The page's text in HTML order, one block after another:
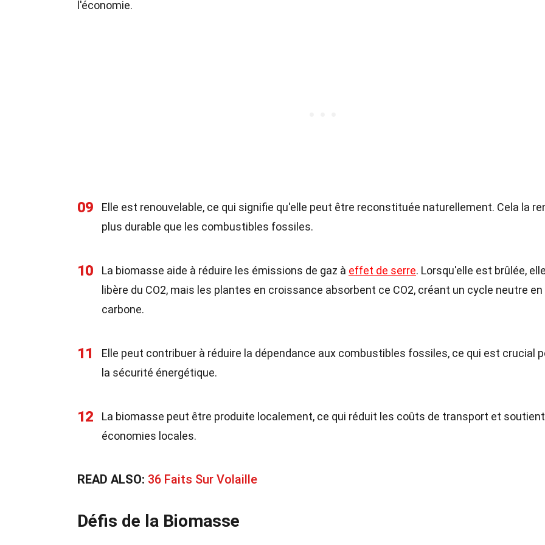
l'économie.
09
Elle est renouvelable, ce qui signifie qu'elle peut être reconstituée naturellement. Cela la
plus durable que les combustibles fossiles.
10 La biomasse aide à réduire les émissions de gaz à effet de serre. Lorsqu'elle est brûlée,
libère du CO2, mais les plantes en croissance absorbent ce CO2, créant un cycle neutre en
carbone.
11
Elle peut contribuer à réduire la dépendance aux combustibles fossiles, ce qui est crucial
la sécurité énergétique.
12
La biomasse peut être produite localement, ce qui réduit les coûts de transport et
économies locales.
READ ALSO: 36 Faits Sur Volaille
Défis de la Biomasse